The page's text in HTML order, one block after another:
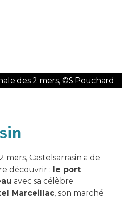
des 2 mers, ©S.Pouchard
mers, Castelsarrasin a de
découvrir : le port
avec sa célèbre
Marceillac, son marché